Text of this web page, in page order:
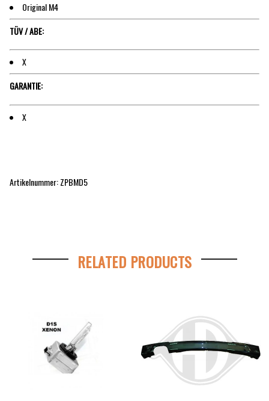
Original M4
TÜV / ABE:
X
GARANTIE:
X
Artikelnummer: ZPBMD5
RELATED PRODUCTS